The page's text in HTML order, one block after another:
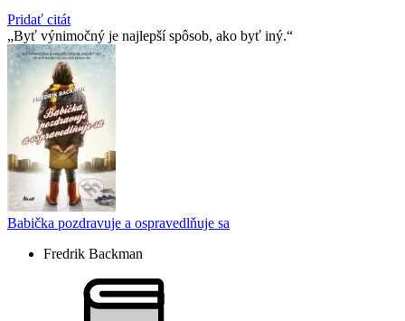
Pridať citát
Byť výnimočný je najlepší spôsob, ako byť iný.
Babička pozdravuje a ospravedlňuje sa
Fredrik Backman